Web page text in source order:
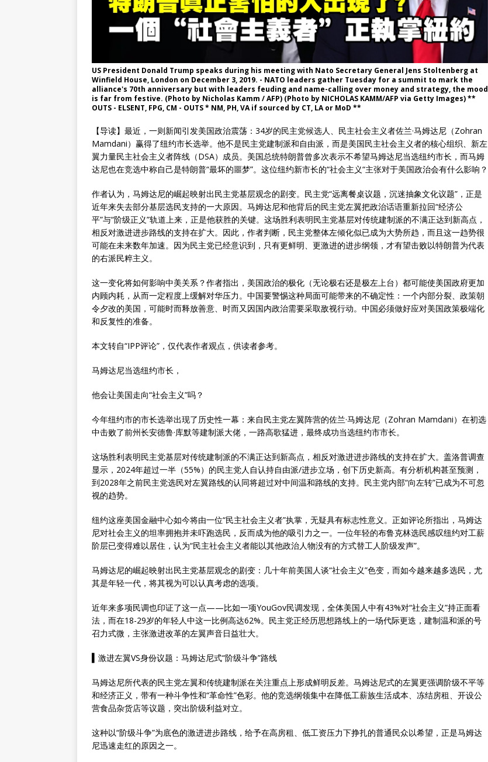
US President Donald Trump speaks during his meeting with Nato Secretary General Jens Stoltenberg at
Winfield House, London on December 3, 2019. - NATO leaders gather Tuesday for a summit to mark the
alliance's 70th anniversary but with leaders feuding and name-calling over money and strategy, the mood
is far from festive. (Photo by Nicholas Kamm / AFP) (Photo by NICHOLAS KAMM/AFP via Getty Images) **
OUTS - ELSENT, FPG, CM - OUTS * NM, PH, VA if sourced by CT, LA or MoD **
【导读】最近，一则新闻引发美国政治震荡：34岁的民主党候选人、民主社会主义者佐兰·马姆达尼（Zohran
Mamdani）赢得了纽约市长选举。他不是民主党建制派和自由派，而是美国民主社会主义者的核心组织、新左
翼力量民主社会主义者阵线（DSA）成员。美国总统特朗普曾多次表示不希望马姆达尼当选纽约市长，而马姆
达尼也在竞选中称自己是特朗普“最坏的噩梦”。这位纽约新市长的“社会主义“主张对于美国政治会有什么影响？
作者认为，马姆达尼的崛起映射出民主党基层观念的剧变。民主党“远离餐桌议题，沉迷抽象文化议题”，正是
近年来失去部分基层选民支持的一大原因。马姆达尼和他背后的民主党左翼把政治话语重新拉回“经济公
平”与“阶级正义”轨道上来，正是他获胜的关键。这场胜利表明民主党基层对传统建制派的不满正达到新高点，
相反对激进进步路线的支持在扩大。因此，作者判断，民主党整体左倾化似已成为大势所趋，而且这一趋势很
可能在未来数年加速。因为民主党已经意识到，只有更鲜明、更激进的进步纲领，才有望击败以特朗普为代表
的右派民粹主义。
这一变化将如何影响中美关系？作者指出，美国政治的极化（无论极右还是极左上台）都可能使美国政府更加
内顾内耗，从而一定程度上缓解对华压力。中国要警惕这种局面可能带来的不确定性：一个内部分裂、政策朝
令夕改的美国，可能时而释放善意、时而又因国内政治需要采取敌视行动。中国必须做好应对美国政策极端化
和反复性的准备。
本文转自“IPP评论”，仅代表作者观点，供读者参考。
马姆达尼当选纽约市长，
他会让美国走向“社会主义”吗？
今年纽约市的市长选举出现了历史性一幕：来自民主党左翼阵营的佐兰·马姆达尼（Zohran Mamdani）在初选
中击败了前州长安德鲁·库默等建制派大佬，一路高歌猛进，最终成功当选纽约市市长。
这场胜利表明民主党基层对传统建制派的不满正达到新高点，相反对激进进步路线的支持在扩大。盖洛普调查
显示，2024年超过一半（55%）的民主党人自认持自由派/进步立场，创下历史新高。有分析机构甚至预测，
到2028年之前民主党选民对左翼路线的认同将超过对中间温和路线的支持。民主党内部“向左转”已成为不可忽
视的趋势。
纽约这座美国金融中心如今将由一位“民主社会主义者”执掌，无疑具有标志性意义。正如评论所指出，马姆达
尼对社会主义的坦率拥抱并未吓跑选民，反而成为他的吸引力之一。一位年轻的布鲁克林选民感叹纽约对工薪
阶层已变得难以居住，认为“民主社会主义者能以其他政治人物没有的方式替工人阶级发声”。
马姆达尼的崛起映射出民主党基层观念的剧变：几十年前美国人谈“社会主义”色变，而如今越来越多选民，尤
其是年轻一代，将其视为可以认真考虑的选项。
近年来多项民调也印证了这一点——比如一项YouGov民调发现，全体美国人中有43%对“社会主义”持正面看
法，而在18-29岁的年轻人中这一比例高达62%。民主党正经历思想路线上的一场代际更迭，建制温和派的号
召力式微，主张激进改革的左翼声音日益壮大。
激进左翼VS身份议题：马姆达尼式“阶级斗争”路线
马姆达尼所代表的民主党左翼和传统建制派在关注重点上形成鲜明反差。马姆达尼式的左翼更强调阶级不平等
和经济正义，带有一种斗争性和“革命性”色彩。他的竞选纲领集中在降低工薪族生活成本、冻结房租、开设公
营食品杂货店等议题，突出阶级利益对立。
这种以“阶级斗争”为底色的激进进步路线，给予在高房租、低工资压力下挣扎的普通民众以希望，正是马姆达
尼迅速走红的原因之一。